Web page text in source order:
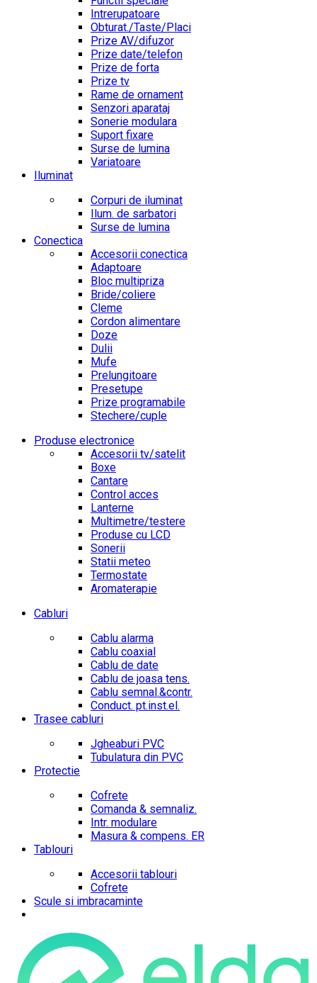
Intrerupatoare
Obturat./Taste/Placi
Prize AV/difuzor
Prize date/telefon
Prize de forta
Prize tv
Rame de ornament
Senzori aparataj
Sonerie modulara
Suport fixare
Surse de lumina
Variatoare
Iluminat
Corpuri de iluminat
Ilum. de sarbatori
Surse de lumina
Conectica
Accesorii conectica
Adaptoare
Bloc multipriza
Bride/coliere
Cleme
Cordon alimentare
Doze
Dulii
Mufe
Prelungitoare
Presetupe
Prize programabile
Stechere/cuple
Produse electronice
Accesorii tv/satelit
Boxe
Cantare
Control acces
Lanterne
Multimetre/testere
Produse cu LCD
Sonerii
Statii meteo
Termostate
Aromaterapie
Cabluri
Cablu alarma
Cablu coaxial
Cablu de date
Cablu de joasa tens.
Cablu semnal.&contr.
Conduct. pt.inst.el.
Trasee cabluri
Jgheaburi PVC
Tubulatura din PVC
Protectie
Cofrete
Comanda & semnaliz.
Intr. modulare
Masura & compens. ER
Tablouri
Accesorii tablouri
Cofrete
Scule si imbracaminte